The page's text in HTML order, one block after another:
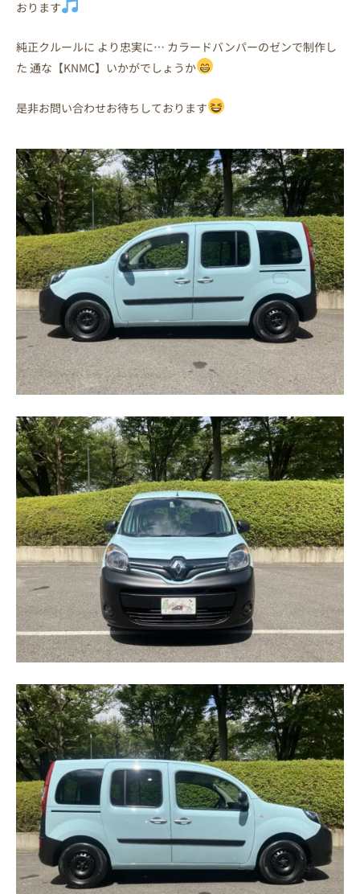
おります
純正クルールに より忠実に… カラードバンパーのゼンで制作し
た 通な【KNMC】いかがでしょうか
是非お問い合わせお待ちしております